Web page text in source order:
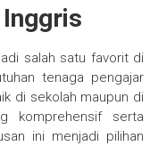
salah satu favorit di
tenaga pengajar
di sekolah maupun di
komprehensif serta
ini menjadi pilihan